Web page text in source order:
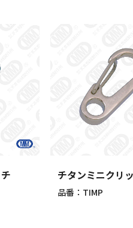
チタンミニクリ
品番：TIMP